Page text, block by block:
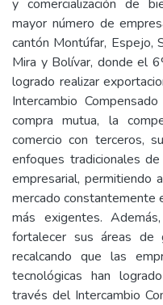
y comercialización de
mayor número de
cantón Montúfar, Espejo,
Mira y Bolívar, donde el
logrado realizar
Intercambio
compra mutua, la
comercio con terceros,
enfoques tradicionales
empresarial, permitiendo
mercado constantemente
más exigentes.
fortalecer sus áreas de
recalcando que las
tecnológicas han
través del Intercambio